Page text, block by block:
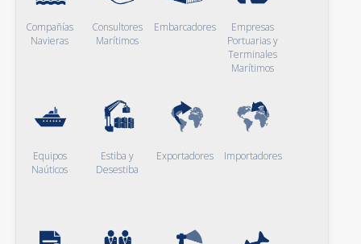
Compañías
Navieras
Consultores
Marítimos
Embarcadores
Empresas
Portuarias y
Terminales
Marítimos
Equipos
Naúticos
Estiba y
Desestiba
Exportadores Importadores